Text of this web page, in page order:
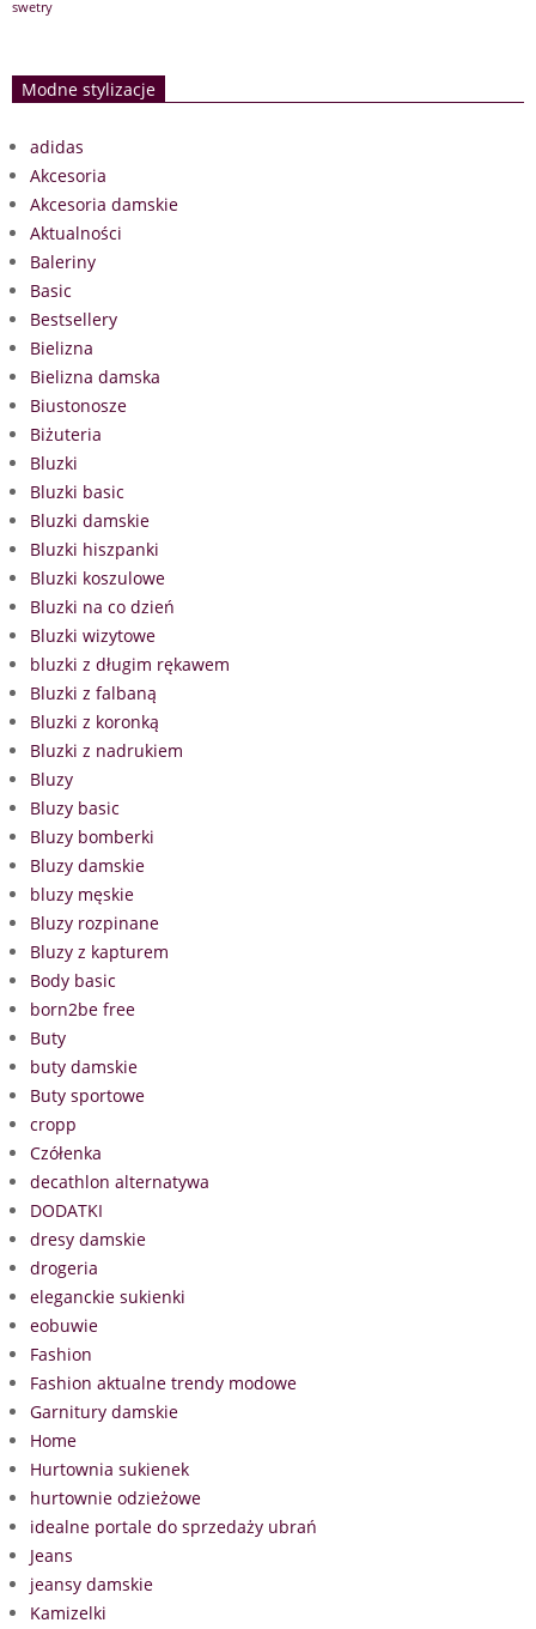
swetry
Modne stylizacje
adidas
Akcesoria
Akcesoria damskie
Aktualności
Baleriny
Basic
Bestsellery
Bielizna
Bielizna damska
Biustonosze
Biżuteria
Bluzki
Bluzki basic
Bluzki damskie
Bluzki hiszpanki
Bluzki koszulowe
Bluzki na co dzień
Bluzki wizytowe
bluzki z długim rękawem
Bluzki z falbaną
Bluzki z koronką
Bluzki z nadrukiem
Bluzy
Bluzy basic
Bluzy bomberki
Bluzy damskie
bluzy męskie
Bluzy rozpinane
Bluzy z kapturem
Body basic
born2be free
Buty
buty damskie
Buty sportowe
cropp
Czółenka
decathlon alternatywa
DODATKI
dresy damskie
drogeria
eleganckie sukienki
eobuwie
Fashion
Fashion aktualne trendy modowe
Garnitury damskie
Home
Hurtownia sukienek
hurtownie odzieżowe
idealne portale do sprzedaży ubrań
Jeans
jeansy damskie
Kamizelki